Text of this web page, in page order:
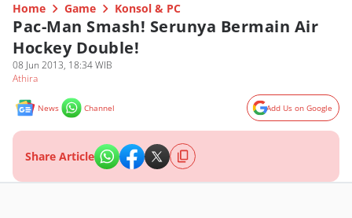
Home Game Konsol & PC
Pac-Man Smash! Serunya Bermain Air
Hockey Double!
08 Jun 2013, 18:34 WIB
Athira
News Channel Add Us on Google
Share Article